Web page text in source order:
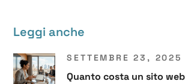
Leggi anche
SETTEMBRE 23, 2025
Quanto costa un sito